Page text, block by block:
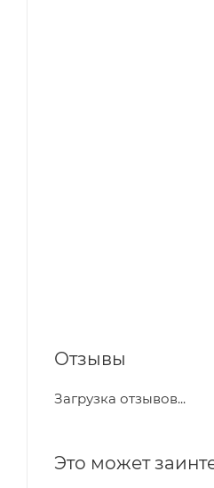
Отзывы
Загрузка отзывов...
Это может